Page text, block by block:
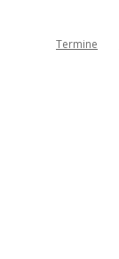
Termine